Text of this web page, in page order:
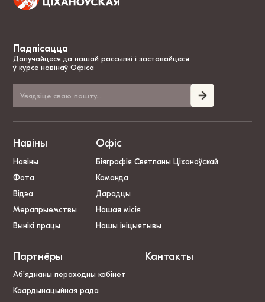
Падпісацца
Далучайцеся да нашай рассылкі і заставайцеся
ў курсе навінаў Офіса
Навіны
Навіны
Фота
Відэа
Мерапрыемствы
Вынікі працы
Офіс
Біяграфія Святланы Ціханоўскай
Каманда
Дарадцы
Нашая місія
Нашы ініцыятывы
Партнёры
Аб’яднаны пераходны кабінет
Каардынацыйная рада
Кантакты